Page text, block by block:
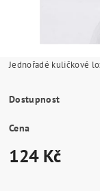
Jednořadé kuličkové
Dostupnost
Cena
124 Kč